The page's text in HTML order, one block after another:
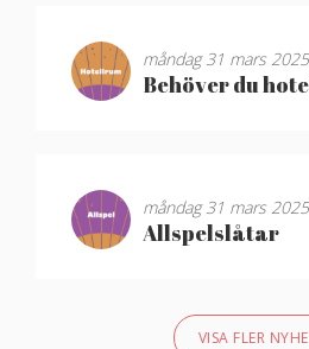
måndag 31 mars 2025
Behöver du
måndag 31 mars 2025
Allspelslåtar
VISA FLER